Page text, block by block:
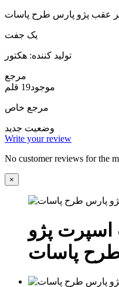
عقب پژو پارس طرح پاسات
یک جفت
تولید کننده: هکتور
مرجع
موجود19 قلم
مرجع خاص
وضعیت جدید
Write your review
No customer reviews for the
×
پژو
پاسات